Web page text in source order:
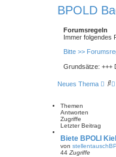
BPOLD
Forumsregeln
Immer folgendes
Bitte >>
Grundsätze: +++
Neues Thema
S
t
Themen
Antworten
Zugriffe
Letzter Beitrag
Biete BPOLI
von
44 Zugriffe